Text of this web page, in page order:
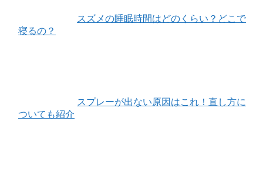
スズメの睡眠時間はどのくらい？どこで
寝るの？
スプレーが出ない原因はこれ！直し方に
ついても紹介